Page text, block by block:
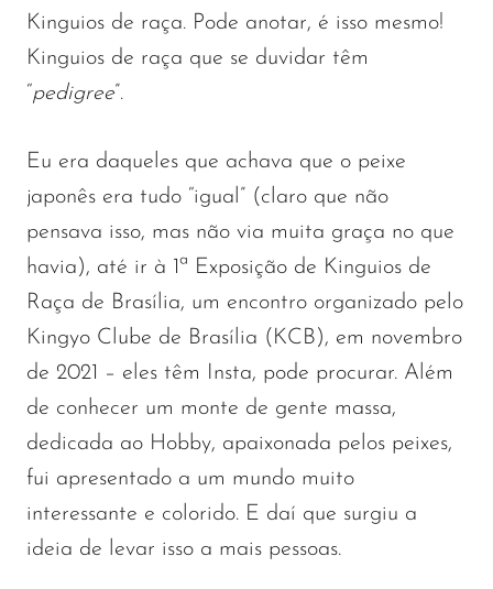
Kinguios de raça. Pode anotar, é isso mesmo!
Kinguios de raça que se duvidar têm
“pedigree”.
Eu era daqueles que achava que o peixe
japonês era tudo “igual” (claro que não
pensava isso, mas não via muita graça no que
havia), até ir à 1ª Exposição de Kinguios de
Raça de Brasília, um encontro organizado pelo
Kingyo Clube de Brasília (KCB), em novembro
de 2021 – eles têm Insta, pode procurar. Além
de conhecer um monte de gente massa,
dedicada ao Hobby, apaixonada pelos peixes,
fui apresentado a um mundo muito
interessante e colorido. E daí que surgiu a
ideia de levar isso a mais pessoas.